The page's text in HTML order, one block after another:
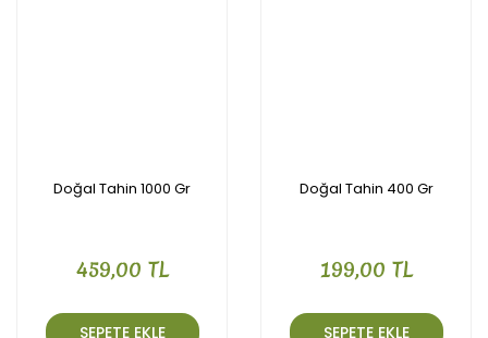
Doğal Tahin 1000 Gr
459,00 TL
SEPETE EKLE
Doğal Tahin 400 Gr
199,00 TL
SEPETE EKLE